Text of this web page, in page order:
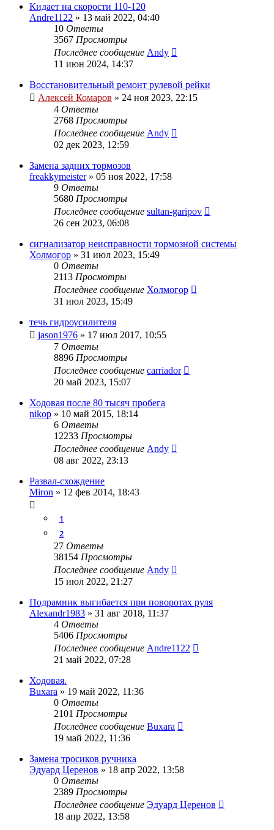
Кидает на скорости 110-120
Andre1122 » 13 май 2022, 04:40
10 Ответы
3567 Просмотры
Последнее сообщение Andy
11 июн 2024, 14:37
Восстановительный ремонт рулевой рейки
Алексей Комаров » 24 ноя 2023, 22:15
4 Ответы
2768 Просмотры
Последнее сообщение Andy
02 дек 2023, 12:59
Замена задних тормозов
freakkymeister» 05 ноя 2022, 17:58
9 Ответы
5680 Просмотры
Последнее сообщение sultan-garipov
26 сен 2023, 06:08
сигнализатор неисправности тормозной системы
Холмогор » 31 июл 2023, 15:49
0 Ответы
2113 Просмотры
Последнее сообщение Холмогор
31 июл 2023, 15:49
течь гидроусилителя
jason1976 » 17 июл 2017, 10:55
7 Ответы
8896 Просмотры
Последнее сообщение carriador
20 май 2023, 15:07
Ходовая после 80 тысяч пробега
nikop » 10 май 2015, 18:14
6 Ответы
12233 Просмотры
Последнее сообщение Andy
08 авг 2022, 23:13
Развал-схождение
Miron » 12 фев 2014, 18:43
1
2
27 Ответы
38154 Просмотры
Последнее сообщение Andy
15 июл 2022, 21:27
Подрамник выгибается при поворотах руля
Alexandr1983 » 31 авг 2018, 11:37
4 Ответы
5406 Просмотры
Последнее сообщение Andre1122
21 май 2022, 07:28
Ходовая.
Buxara » 19 май 2022, 11:36
0 Ответы
2101 Просмотры
Последнее сообщение Buxara
19 май 2022, 11:36
Замена тросиков ручника
Эдуард Церенов » 18 апр 2022, 13:58
0 Ответы
2389 Просмотры
Последнее сообщение Эдуард Церенов
18 апр 2022, 13:58